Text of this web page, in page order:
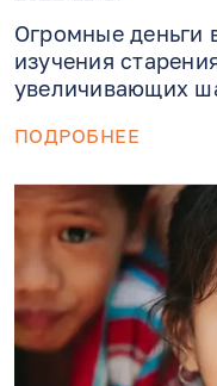
Огромные деньги
изучения
увеличивающих
это творится в
подарить телу танцы, йогу, плаванье и любую
физическую
ПОДРОБНЕЕ